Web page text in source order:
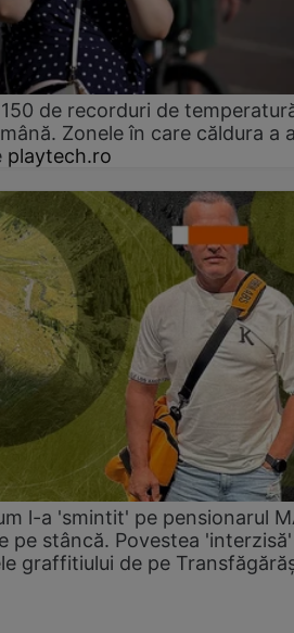
de recorduri de
Zonele în care căldura a
playtech.ro
l-a 'smintit' pe pensionarul
pe stâncă. Povestea
graffitiului de pe